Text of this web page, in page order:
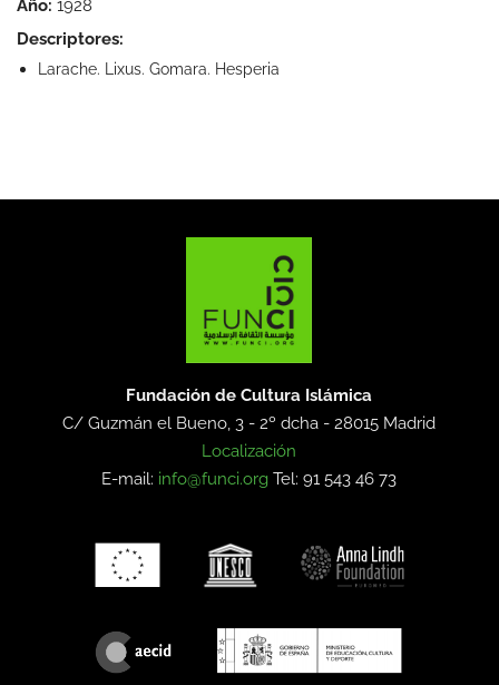
Año: 1928
Descriptores:
Larache. Lixus. Gomara. Hesperia
Fundación de Cultura Islámica
C/ Guzmán el Bueno, 3 - 2º dcha -28015 Madrid
Localización
E-mail: info@funci.org Tel: 91 543 46 73